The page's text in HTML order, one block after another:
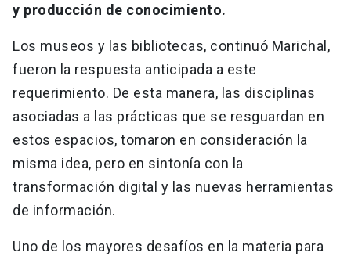
y producción de conocimiento.
Los museos y las bibliotecas, continuó Marichal,
fueron la respuesta anticipada a este
requerimiento. De esta manera, las disciplinas
asociadas a las prácticas que se resguardan en
estos espacios, tomaron en consideración la
misma idea, pero en sintonía con la
transformación digital y las nuevas herramientas
de información.
Uno de los mayores desafíos en la materia para